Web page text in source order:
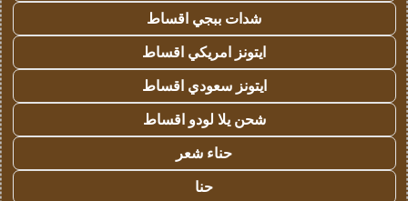
شدات ببجي اقساط
ايتونز امريكي اقساط
ايتونز سعودي اقساط
شحن يلا لودو اقساط
حناء شعر
حنا